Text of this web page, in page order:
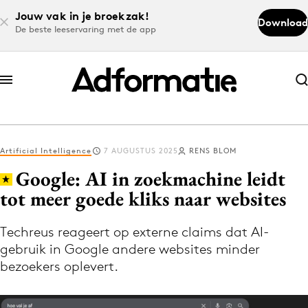
Jouw vak in je broekzak!
De beste leeservaring met de app
Download
Abonneer nu
Abonneer nu
Log in
Volg het laatste nieuws via de Adformatie
Nieuws app
Artificial Intelligence 7 AUGUSTUS 2025 RENS BLOM
Google: AI in zoekmachine leidt
tot meer goede kliks naar websites
Techreus reageert op externe claims dat AI-
gebruik in Google andere websites minder
bezoekers oplevert.